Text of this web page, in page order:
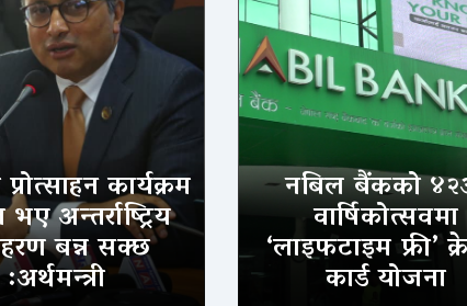
कार्यक्रम
अन्तर्राष्ट्रिय
बन्न सक्छ
:अर्थमन्त्री
नबिल बैंकको
वार्षिकोत्सवमा
‘लाइफटाइम फ्री’
कार्ड योजना